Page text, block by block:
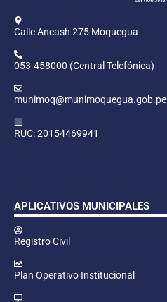
Calle Ancash 275 Moquegua
053-458000 (Central Telefónica)
munimoq@munimoquegua.gob.pe
RUC: 20154469941
APLICATIVOS MUNICIPALES
Registro Civil
Plan Operativo Institucional